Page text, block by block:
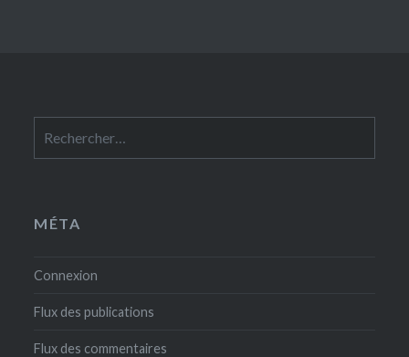
MÉTA
Connexion
Flux des publications
Flux des commentaires